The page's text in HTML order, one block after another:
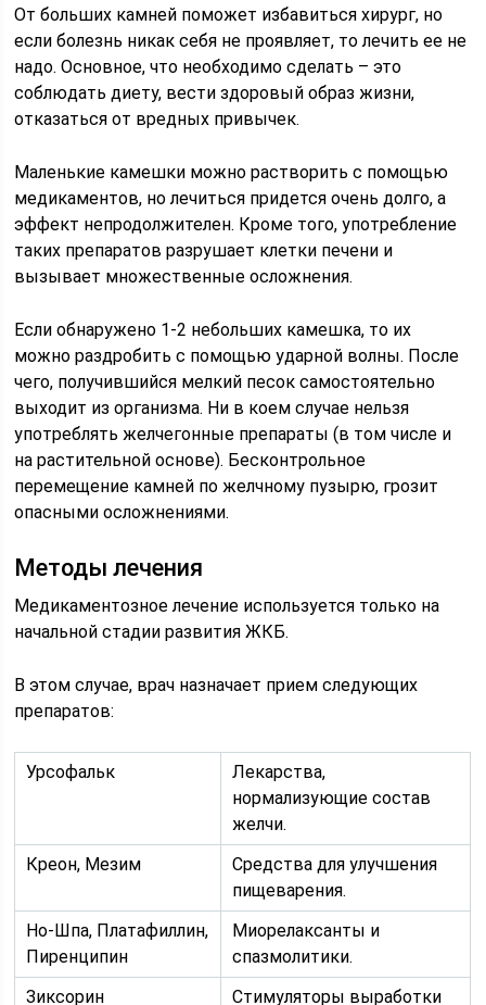
От больших камней поможет избавиться хирург, но
если болезнь никак себя не проявляет, то лечить ее не
надо. Основное, что необходимо сделать – это
соблюдать диету, вести здоровый образ жизни,
отказаться от вредных привычек.
Маленькие камешки можно растворить с помощью
медикаментов, но лечиться придется очень долго, а
эффект непродолжителен. Кроме того, употребление
таких препаратов разрушает клетки печени и
вызывает множественные осложнения.
Если обнаружено 1-2 небольших камешка, то их
можно раздробить с помощью ударной волны. После
чего, получившийся мелкий песок самостоятельно
выходит из организма. Ни в коем случае нельзя
употреблять желчегонные препараты (в том числе и
на растительной основе). Бесконтрольное
перемещение камней по желчному пузырю, грозит
опасными осложнениями.
Методы лечения
Медикаментозное лечение используется только на
начальной стадии развития ЖКБ.
В этом случае, врач назначает прием следующих
препаратов:
Урсофальк
Лекарства,
нормализующие состав
желчи.
Креон, Мезим
Средства для улучшения
пищеварения.
Но-Шпа, Платафиллин,
Пиренципин
Миорелаксанты и
спазмолитики.
Зиксорин
Стимуляторы выработки